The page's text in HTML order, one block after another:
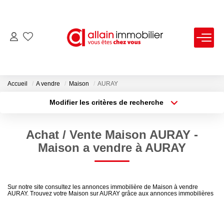
LOCATIONS
SYNDIC
Nous Contacter
Accueil A vendre Maison AURAY
Modifier les critères de recherche
Sélectionnez...
Type de bien
Surface min
Créer une alerte
Achat / Vente Maison AURAY -
Maison a vendre à AURAY
Sur notre site consultez les annonces immobilière de Maison à vendre
AURAY. Trouvez votre Maison sur AURAY grâce aux annonces immobilières